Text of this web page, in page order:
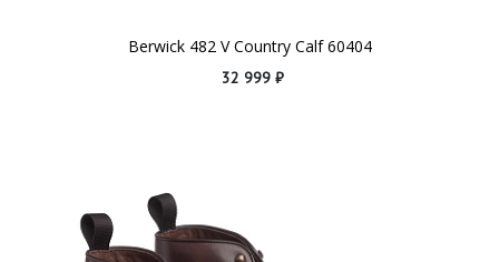
Berwick 482 V Country Calf 60404
32 999 ₽